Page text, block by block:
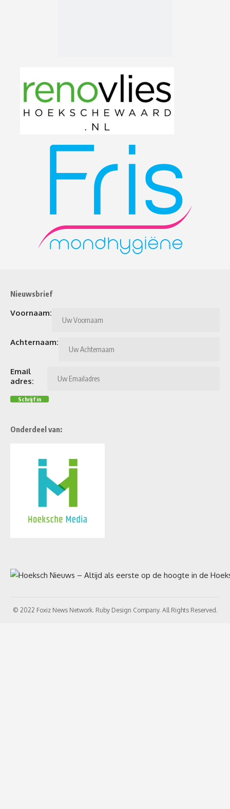
Nieuwsbrief
Voornaam:
Achternaam:
Email
adres:
Onderdeel van:
© 2022 Foxiz News Network. Ruby Design Company. All Rights Reserved.